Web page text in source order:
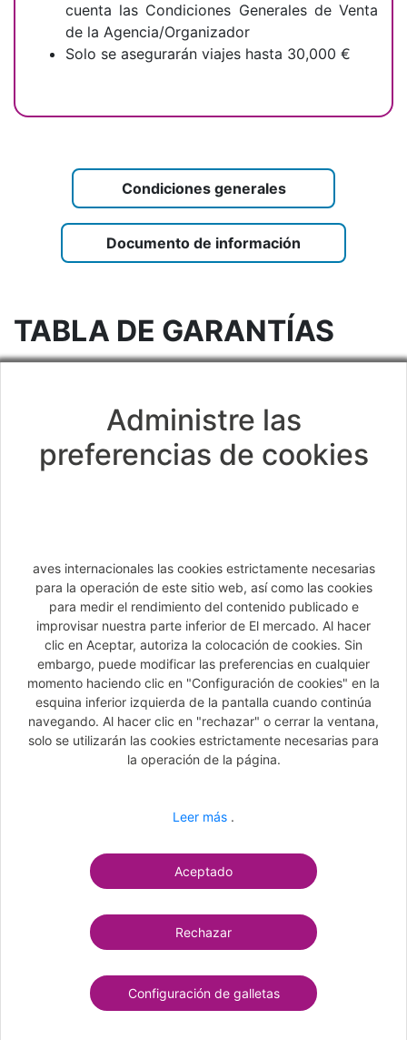
cuenta las Condiciones Generales de Venta
de la Agencia/Organizador
Solo se asegurarán viajes hasta 30,000 €
Condiciones generales
Documento de información
TABLA DE GARANTÍAS
Cancelación / Modificación
Garantía Cancelación de viaje
60000
Interrupción de estancia
Interrupción de estancia
Limitación de garantía por asegurado.a
22500
Limitación de garantía por acontecimiento
45000
AVISO LEGAL
POLÍTICA DE PRIVACIDAD
Administre las
preferencias de cookies
aves internacionales las cookies estrictamente necesarias
para la operación de este sitio web, así como las cookies
para medir el rendimiento del contenido publicado e
improvisar nuestra parte inferior de El mercado. Al hacer
clic en Aceptar, autoriza la colocación de cookies. Sin
embargo, puede modificar las preferencias en cualquier
momento haciendo clic en "Configuración de cookies" en la
esquina inferior izquierda de la pantalla cuando continúa
navegando. Al hacer clic en "rechazar" o cerrar la ventana,
solo se utilizarán las cookies estrictamente necesarias para
la operación de la página.
Leer más .